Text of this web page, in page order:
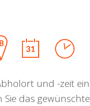
und -zeit ein
das gewünschte